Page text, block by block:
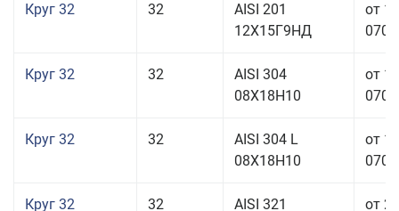
Круг 32 32
AISI 201
12Х15Г9НД
от
Круг 32 32
AISI 304
08Х18Н10
от
Круг 32 32
AISI 304 L
08Х18Н10
от
Круг 32 32
AISI 321
от